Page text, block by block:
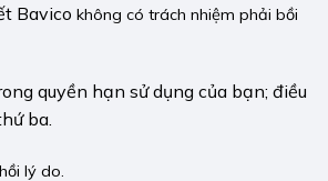
Bavico không có trách nhiệm phải bồi
quyền hạn sử dụng của bạn; điều
ba.
lý do.